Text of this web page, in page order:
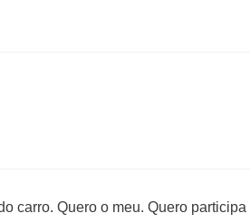
carro. Quero o meu. Quero participa